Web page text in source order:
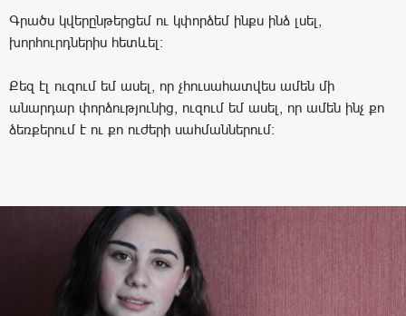
Գրածս կվերընթերցեմ ու կփորձեմ ինքս ինձ լսել,
խորհուրդներիս հետևել:
Քեզ էլ ուզում եմ ասել, որ չհուսահատվես ամեն մի
անարդար փորձությունից, ուզում եմ ասել, որ ամեն ինչ քո
ձեռքերում է ու քո ուժերի սահմաններում: